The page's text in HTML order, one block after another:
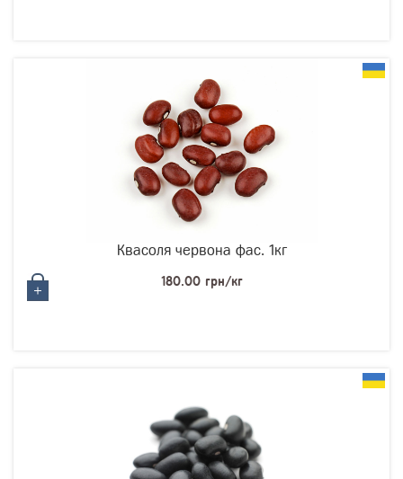
Квасоля червона фас. 1кг
180.00 грн/кг